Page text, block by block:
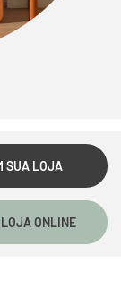
SUA LOJA
LOJA ONLINE